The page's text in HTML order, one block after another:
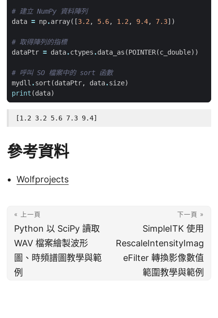
# 建立 NumPy 資料陣列
data = np.array([3.2, 5.6, 1.2, 9.4, 7.3])
# 取得陣列的指標
dataPtr = data.ctypes .data_as (POINTER(c_double))
# 呼叫 SO 檔案中的 sort 函數
mydll .sort (dataPtr, data.size)
print (data)
[1.2 3.2 5.6 7.3 9.4]
參考資料
Wolfprojects
« 上一頁
Python 以 SciPy 讀取
WAV 檔案繪製波形
圖、時頻譜圖教學與範
例
下一頁 »
SimpleITK 使用
RescaleIntensityImag
eFilter 轉換影像數值
範圍教學與範例